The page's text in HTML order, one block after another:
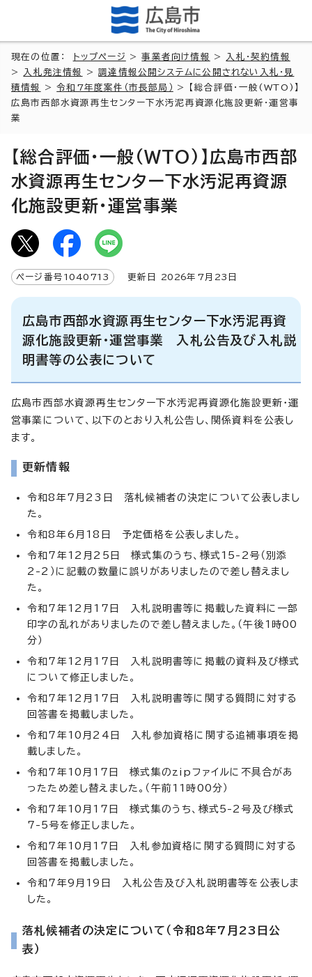
現在の位置： トップページ >事業者向け情報 >
入札・契約情報
>
入札発注情報 >調達情報公開システムに公開されない入札・見
積情報
>令和7年度案件（市長部局）
> 【総合評価・一般(WTO)】
広島市西部水資源再生センター下水汚泥再資源化施設更新・運営事
業
【総合評価・一般(WTO)】広島市西部
水資源再生センター下水汚泥再資源
化施設更新・運営事業
ページ番号 1040713 更新日 2026年7月 23 日
広島市西部水資源再生センター下水汚泥再資
源化施設更新・運営事業 入札公告及び入札説
明書等の公表について
広島市西部水資源再生センター下水汚泥再資源化施設更新・運
営事業について、以下のとおり入札公告し、関係資料を公表し
ます。
更新情報
令和8年7月23日 落札候補者の決定について公表しまし
た。
令和8年6月18日 予定価格を公表しました。
令和7年12月25日 様式集のうち、様式15-2号（別添
2-2）に記載の数量に誤りがありましたので差し替えまし
た。
令和7年12月17日 入札説明書等に掲載した資料に一部
印字の乱れがありましたので差し替えました。（午後1時00
分）
令和7年12月17日 入札説明書等に掲載の資料及び様式
について修正しました。
令和7年12月17日 入札説明書等に関する質問に対する
回答書を掲載しました。
令和7年10月24日 入札参加資格に関する追補事項を掲
載しました。
令和7年10月17日 様式集のzipファイルに不具合があ
ったため差し替えました。（午前11時00分）
令和7年10月17日 様式集のうち、様式5-2号及び様式
7-5号を修正しました。
令和7年10月17日 入札参加資格に関する質問に対する
回答書を掲載しました。
令和7年9月19日 入札公告及び入札説明書等を公表しま
した。
落札候補者の決定について（令和8年7月23日公
表）